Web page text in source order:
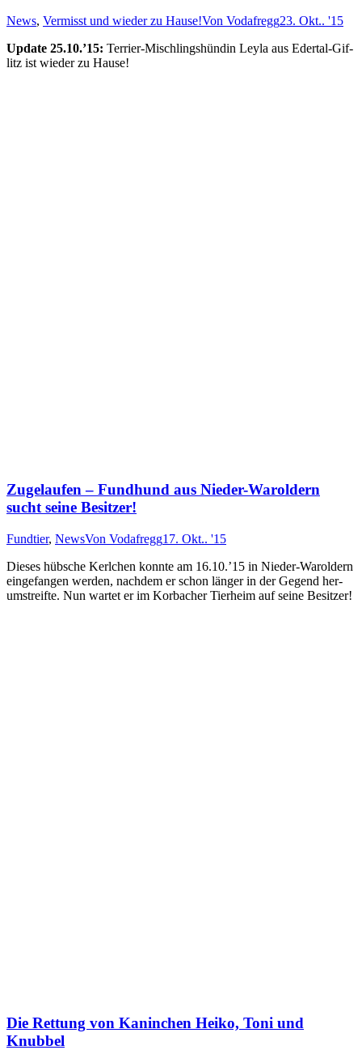
News, Vermisst und wieder zu Hause!Von Vodafregg23. Okt.. '15
Update 25.10.’15: Terrier-Misch­lings­hün­din Leyla aus Eder­tal-Gif­
litz ist wieder zu Hause!
Zugelaufen – Fundhund aus Nieder-Waroldern
sucht seine Besitzer!
Fundtier, NewsVon Vodafregg17. Okt.. '15
Dieses hüb­sche Kerl­chen konnte am 16.10.’15 in Nie­der-Wa­rol­dern
ein­ge­fang­en wer­den, nach­dem er schon läng­er in der Ge­gend her­
um­streif­te. Nun war­tet er im Kor­bach­er Tier­heim auf sei­ne Be­sitz­er!
Die Rettung von Kaninchen Heiko, Toni und
Knubbel